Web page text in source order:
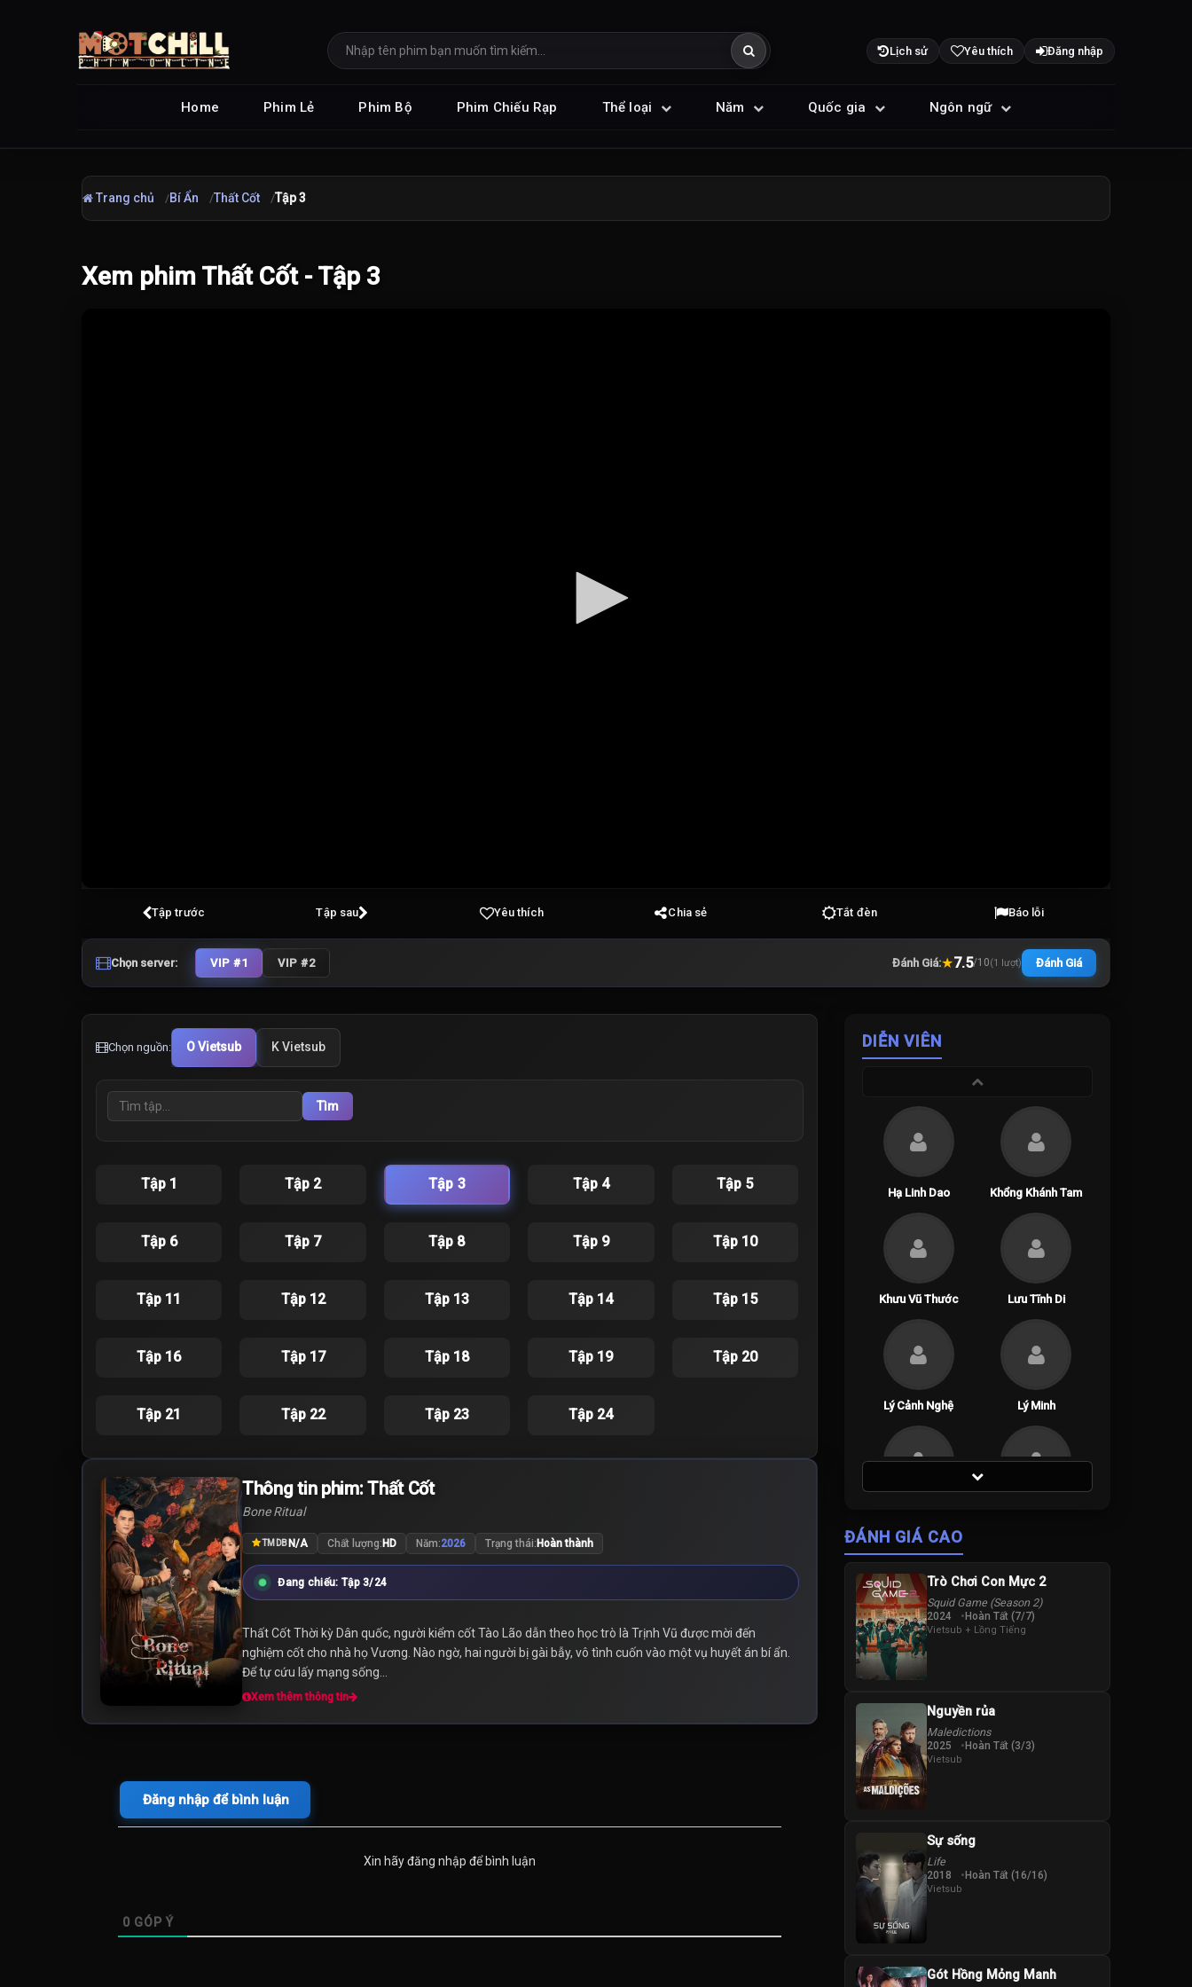
Lịch sử Yêu thích Đăng nhập
Home Phim Lẻ Phim Bộ Phim Chiếu Rạp Thể loại Năm Quốc gia Ngôn ngữ
Trang chủ Bí Ẩn Thất Cốt Tập 3
Xem phim Thất Cốt - Tập 3
Tập trước Tập sau Yêu thích Chia sẻ Tắt đèn Báo lỗi
Chọn server: VIP #1 VIP #2 Đánh Giá:★7.5/10(1 lượt) Đánh Giá
Chọn nguồn: O Vietsub K Vietsub
Tìm
Tập 1 Tập 2 Tập 3 Tập 4 Tập 5
Tập 6 Tập 7 Tập 8 Tập 9 Tập 10
Tập 11 Tập 12 Tập 13 Tập 14 Tập 15
Tập 16 Tập 17 Tập 18 Tập 19 Tập 20
Tập 21 Tập 22 Tập 23 Tập 24
Thông tin phim: Thất Cốt
Bone Ritual
TMDBN/A Chất lượng:HD Năm:2026 Trạng thái:Hoàn thành
Đang chiếu: Tập 3/24
Thất Cốt Thời kỳ Dân quốc, người kiểm cốt Tào Lão dẫn theo học trò là Trịnh Vũ được mời đến
nghiệm cốt cho nhà họ Vương. Nào ngờ, hai người bị gài bẫy, vô tình cuốn vào một vụ huyết án bí ẩn.
Để tự cứu lấy mạng sống...
Xem thêm thông tin
Đăng nhập để bình luận
Xin hãy đăng nhập để bình luận
0 GÓP Ý
DIỄN VIÊN
Hạ Linh Dao Khổng Khánh Tam
Khưu Vũ Thước Lưu Tĩnh Di
Lý Cảnh Nghệ Lý Minh
ĐÁNH GIÁ CAO
Trò Chơi Con Mực 2
Squid Game (Season 2)
2024 Hoàn Tất (7/7)
Vietsub + Lồng Tiếng
Nguyền rủa
Maledictions
2025 Hoàn Tất (3/3)
Vietsub
Sự sống
Life
2018 Hoàn Tất (16/16)
Vietsub
Gót Hồng Mỏng Manh